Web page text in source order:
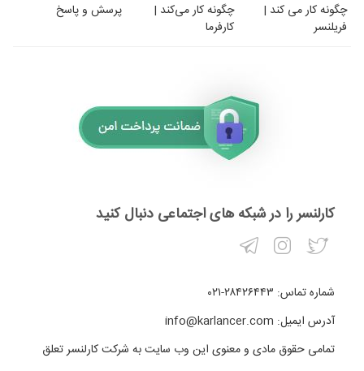
چگونه کار می کند |
فریلنسر
چگونه کار می‌کند |
کارفرما
پرسش و پاسخ
کارلنسر را در شبکه های اجتماعی دنبال کنید
شماره تماس: ۲۸۴۲۶۴۴۳-۰۲۱
آدرس ایمیل: info@karlancer.com
تمامی حقوق مادی و معنوی این وب سایت به شرکت کارلنسر تعلق